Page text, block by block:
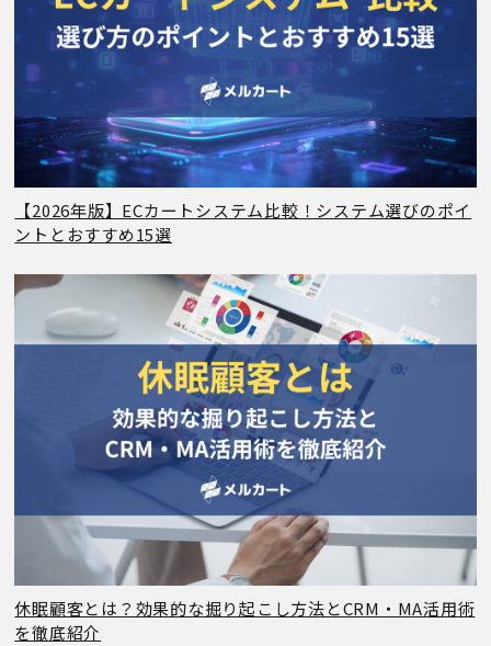
【2026年版】ECカートシステム比較！システム選びのポイ
ントとおすすめ15選
休眠顧客とは？効果的な掘り起こし方法とCRM・MA活用術
を徹底紹介